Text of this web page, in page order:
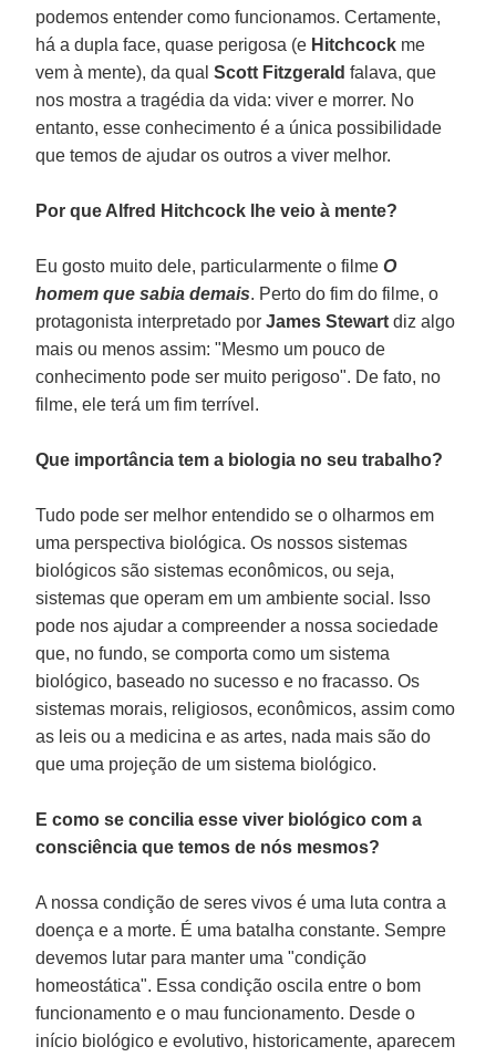
podemos entender como funcionamos. Certamente,
há a dupla face, quase perigosa (e Hitchcock me
vem à mente), da qualScott Fitzgeraldfalava, que
nos mostra a tragédia da vida: viver e morrer. No
entanto, esse conhecimento é a única possibilidade
que temos de ajudar os outros a viver melhor.
Por que Alfred Hitchcock lhe veio à mente?
Eu gosto muito dele, particularmente o filmeO
homem que sabia demais. Perto do fim do filme, o
protagonista interpretado porJames Stewartdiz algo
mais ou menos assim: "Mesmo um pouco de
conhecimento pode ser muito perigoso". De fato, no
filme, ele terá um fim terrível.
Que importância tem a biologia no seu trabalho?
Tudo pode ser melhor entendido se o olharmos em
uma perspectiva biológica. Os nossos sistemas
biológicos são sistemas econômicos, ou seja,
sistemas que operam em um ambiente social. Isso
pode nos ajudar a compreender a nossa sociedade
que, no fundo, se comporta como um sistema
biológico, baseado no sucesso e no fracasso. Os
sistemas morais, religiosos, econômicos, assim como
as leis ou a medicina e as artes, nada mais são do
que uma projeção de um sistema biológico.
E como se concilia esse viver biológico com a
consciência que temos de nós mesmos?
A nossa condição de seres vivos é uma luta contra a
doença e a morte. É uma batalha constante. Sempre
devemos lutar para manter uma "condição
homeostática". Essa condição oscila entre o bom
funcionamento e o mau funcionamento. Desde o
início biológico e evolutivo, historicamente, aparecem